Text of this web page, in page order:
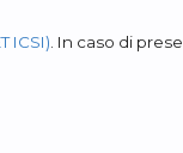
ICSI) . In caso di